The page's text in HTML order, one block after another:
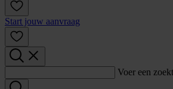
Start jouw aanvraag
Voer een